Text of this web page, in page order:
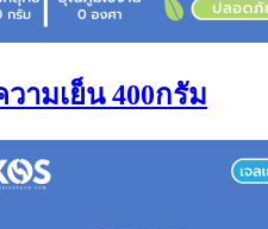
วามเย็น 400กรัม